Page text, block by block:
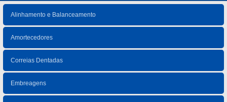
Alinhamento e Balanceamento
Amortecedores
Correias Dentadas
Embreagens